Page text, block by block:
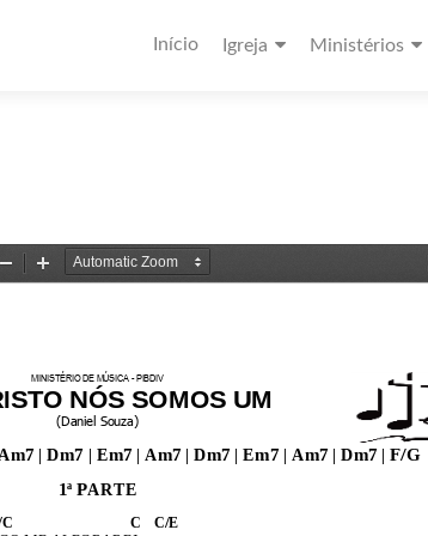
Início Igreja Ministérios